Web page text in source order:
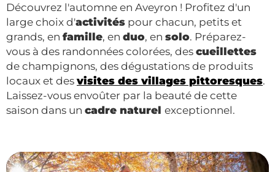
Découvrez l'automne en Aveyron ! Profitez d'un
large choix d'activités pour chacun, petits et
grands, en famille, en duo, en solo. Préparez-
vous à des randonnées colorées, des cueillettes
de champignons, des dégustations de produits
locaux et des visites des villages pittoresques.
Laissez-vous envoûter par la beauté de cette
saison dans un cadre naturel exceptionnel.